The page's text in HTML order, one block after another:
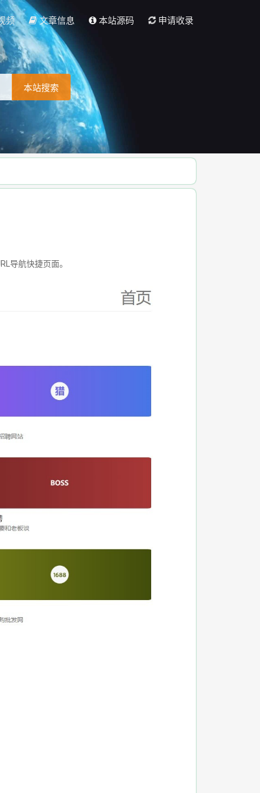
频 文章信息 本站源码 申请收录
本站搜索
导航快捷页面。